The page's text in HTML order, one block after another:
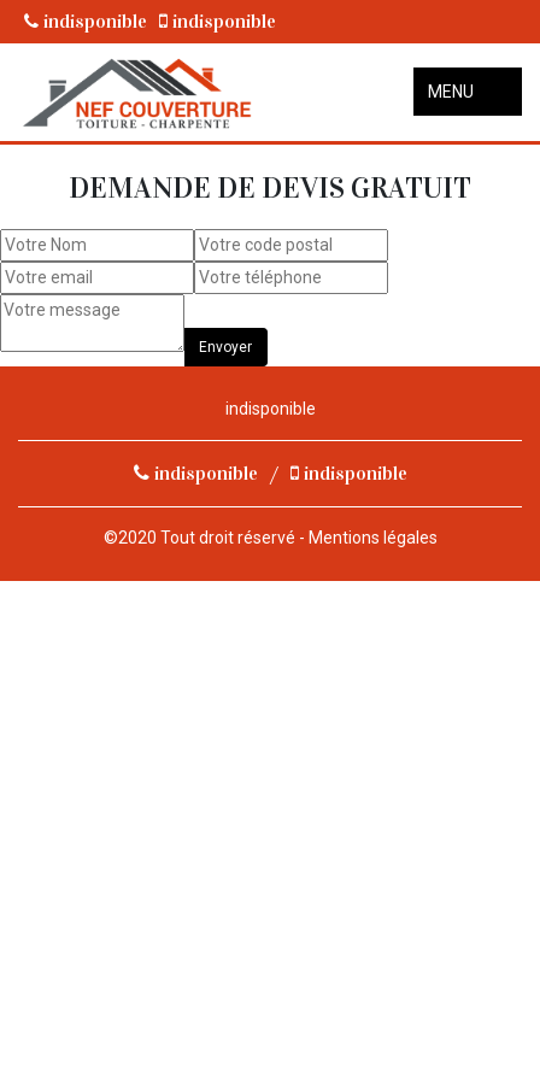
indisponible indisponible
MENU
DEMANDE DE DEVIS GRATUIT
indisponible
indisponible / indisponible
©2020 Tout droit réservé - Mentions légales